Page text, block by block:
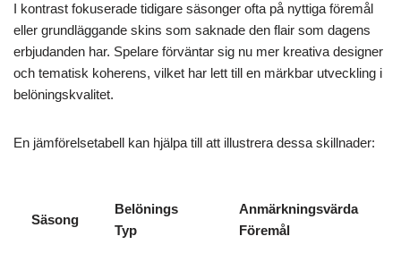
I kontrast fokuserade tidigare säsonger ofta på nyttiga föremål
eller grundläggande skins som saknade den flair som dagens
erbjudanden har. Spelare förväntar sig nu mer kreativa designer
och tematisk koherens, vilket har lett till en märkbar utveckling i
belöningskvalitet.
En jämförelsetabell kan hjälpa till att illustrera dessa skillnader:
Säsong
Belönings
Typ
Anmärkningsvärda
Föremål